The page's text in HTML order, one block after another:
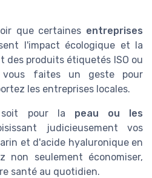
que certaines entreprises
l'impact écologique et la
des produits étiquetés ISO ou
vous faites un geste pour
les entreprises locales.
soit pour la peau ou les
judicieusement vos
et d'acide hyaluronique en
non seulement économiser,
santé au quotidien.